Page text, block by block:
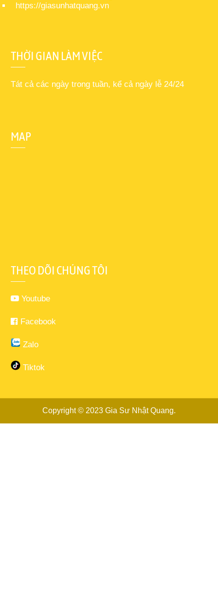
https://giasunhatquang.vn
THỜI GIAN LÀM VIỆC
Tát cả các ngày trong tuần, kể cả ngày lễ 24/24
MAP
THEO DÕI CHÚNG TÔI
Youtube
Facebook
Zalo
Tiktok
Copyright © 2023 Gia Sư Nhật Quang.